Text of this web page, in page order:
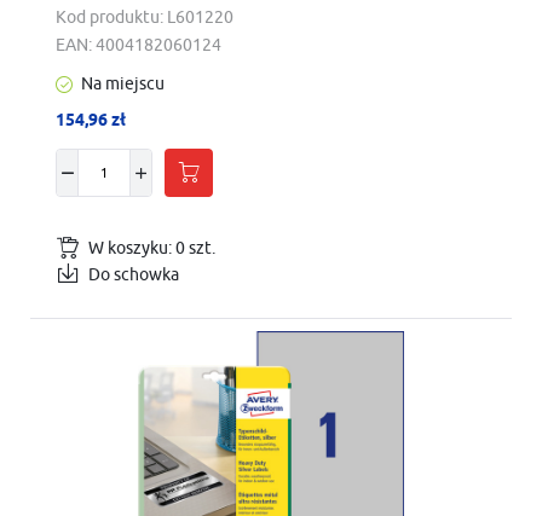
Kod produktu: L601220
EAN:4004182060124
Na miejscu
154,96 zł
W koszyku:0szt.
Do schowka